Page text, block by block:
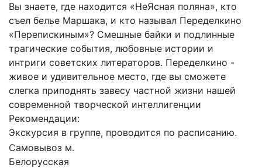
Вы знаете, где находится «НеЯсная поляна», кто
съел белье Маршака, и кто называл Переделкино
«Перепискиным»? Смешные байки и подлинные
трагические события, любовные истории и
интриги советских литераторов. Переделкино -
живое и удивительное место, где вы сможете
слегка приподнять завесу частной жизни нашей
современной творческой интеллигенции
Рекомендации:
Экскурсия в группе, проводится по расписанию.
Самовывоз м.
Белорусская